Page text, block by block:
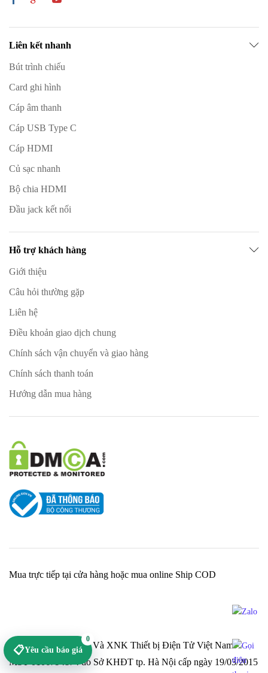
Liên kết nhanh
Bút trình chiếu
Card ghi hình
Cáp âm thanh
Cáp USB Type C
Cáp HDMI
Củ sạc nhanh
Bộ chia HDMI
Đầu jack kết nối
Hỗ trợ khách hàng
Giới thiệu
Câu hỏi thường gặp
Liên hệ
Điều khoản giao dịch chung
Chính sách vận chuyển và giao hàng
Chính sách thanh toán
Hướng dẫn mua hàng
Cty TNHH Sản Xuất Và XNK Thiết bị Điện Tử Việt Nam -
MST 0106794874 do Sở KHĐT tp. Hà Nội cấp ngày 19/03/2015
Mua trực tiếp tại cửa hàng hoặc mua online Ship COD
📋Yêu cầu báo giá
0